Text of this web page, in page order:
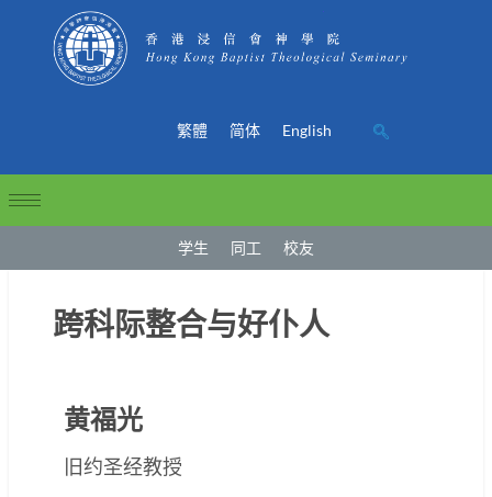
繁體 简体 English
学生 同工 校友
跨科际整合与好仆人
黄福光
旧约圣经教授